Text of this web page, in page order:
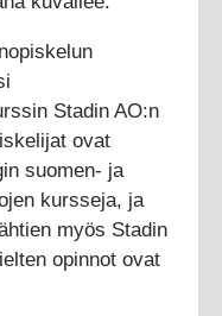
Stadin AO:n
ovat
suomen- ja
kursseja, ja
myös Stadin
opinnot ovat